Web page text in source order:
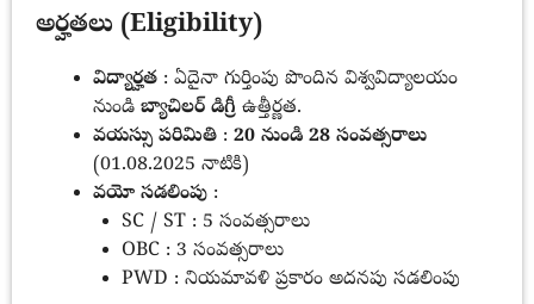
అర్హతలు (Eligibility)
విద్యార్హత : ఏదైనా గుర్తింపు పొందిన విశ్వవిద్యాలయం
నుండి బ్యాచిలర్ డిగ్రీ ఉత్తీర్ణత.
వయస్సు పరిమితి : 20 నుండి 28 సంవత్సరాలు
(01.08.2025 నాటికి)
వయో సడలింపు :
SC / ST : 5 సంవత్సరాలు
OBC : 3 సంవత్సరాలు
PWD : నియమావళి ప్రకారం అదనపు సడలింపు